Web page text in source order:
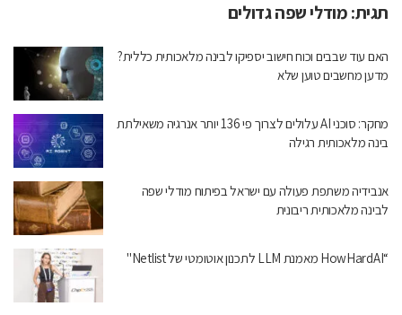
תגית:מודלי שפה גדולים
האם עוד שבבים וכוח חישוב יספיקו לבינה מלאכותית כללית?
מדען מחשבים טוען שלא
מחקר: סוכני AI עלולים לצרוך פי 136 יותר אנרגיה משאילתת
בינה מלאכותית רגילה
אנבידיה משתפת פעולה עם ישראל בפיתוח מודלי שפה
לבינה מלאכותית ריבונית
“HowHardAI מאמנת LLM לתכנון אוטומטי של Netlist"